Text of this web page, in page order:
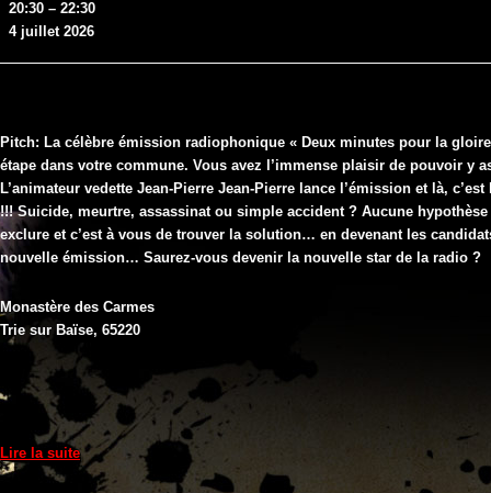
pour
la
Monastère
des
Carmes
de
Trie
sur
Baïse
(65)
20:30 – 22:30
4 juillet 2026
Pitch: La célèbre émission radiophonique « Deux minutes pour la
étape dans votre commune. Vous avez l’immense plaisir de pouvoir y
L’animateur vedette Jean-Pierre Jean-Pierre lance l’émission et là, c’est
!!! Suicide, meurtre, assassinat ou simple accident ? Aucune hypothèse
exclure et c’est à vous de trouver la solution… en devenant les
nouvelle émission… Saurez-vous devenir la nouvelle star de la radio ?
Monastère des Carmes
Trie sur Baïse, 65220
Lire la suite